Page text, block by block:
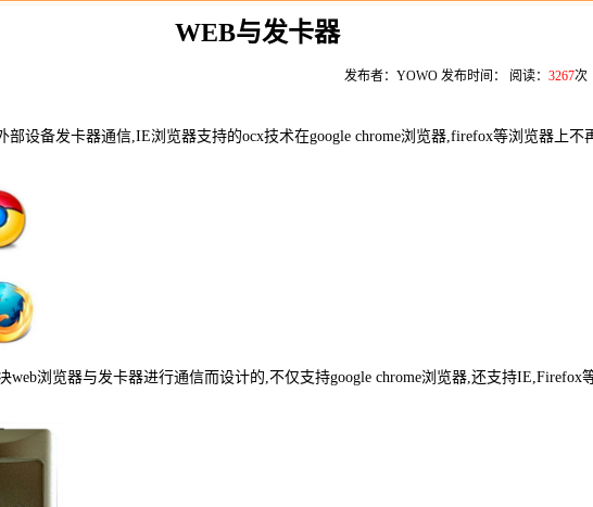
WEB与发卡器
发布者：YOWO 发布时间： 阅读： 3267次
部设备发卡器通信,IE浏览器支持的ocx技术在google chrome浏览器,firefox等浏览器上不
web浏览器与发卡器进行通信而设计的,不仅支持google chrome浏览器,还支持IE,Firefox